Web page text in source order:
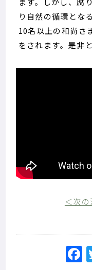
り自然の循環とな
10名以上の和尚さ
をされます。是非
＜次の